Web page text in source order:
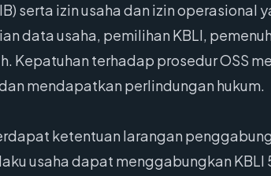
serta izin usaha dan izin operasional
data usaha, pemilihan KBLI,
Kepatuhan terhadap prosedur OSS
mendapatkan perlindungan hukum.
ketentuan larangan
usaha dapat menggabungkan KBLI